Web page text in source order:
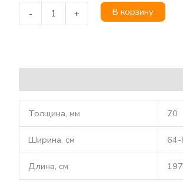
- + В корзину
Толщина, мм 70
Ширина, см
Длина, см 197